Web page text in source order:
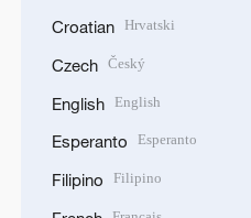
Croatian Hrvatski
Czech Český
English English
Esperanto Esperanto
Filipino Filipino